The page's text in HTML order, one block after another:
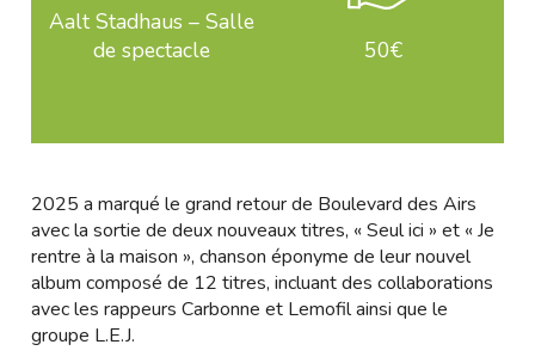
Aalt Stadhaus – Salle
de spectacle
50€
2025 a marqué le grand retour de Boulevard des Airs
avec la sortie de deux nouveaux titres, « Seul ici » et « Je
rentre à la maison », chanson éponyme de leur nouvel
album composé de 12 titres, incluant des collaborations
avec les rappeurs Carbonne et Lemofil ainsi que le
groupe L.E.J.